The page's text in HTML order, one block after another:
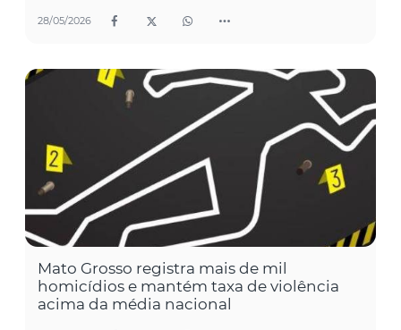
28/05/2026
Mato Grosso registra mais de mil
homicídios e mantém taxa de violência
acima da média nacional